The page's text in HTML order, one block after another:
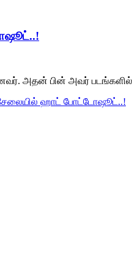
அதன் பின் அவர் படங்களில்
ஹாட் போட்டோஷூட்..!